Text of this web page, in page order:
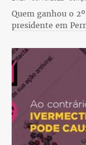
Quem ganhou o
presidente em